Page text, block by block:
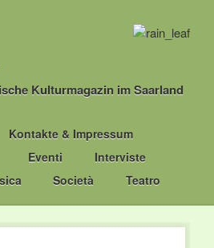
Kulturmagazin im Saarland
Kontakte & Impressum
Eventi
Interviste
Società Teatro